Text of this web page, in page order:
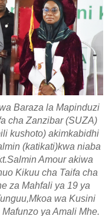
Baraza la Mapinduzi
cha Zanzibar (SUZA)
kushoto) akimkabidhi
(katikati)kwa niaba
Amour akiwa
Kikuu cha Taifa cha
za Mahfali ya 19 ya
wa Kusini
ya Amali Mhe.